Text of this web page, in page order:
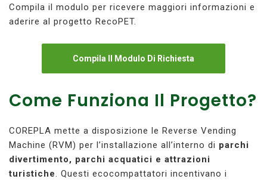
Compila il modulo per ricevere maggiori informazioni e
aderire al progetto RecoPET.
Compila Il Modulo Di Richiesta
Come Funziona Il Progetto?
COREPLA mette a disposizione le Reverse Vending
Machine (RVM) per l’installazione all’interno di parchi
divertimento, parchi acquatici e attrazioni
turistiche. Questi ecocompattatori incentivano i